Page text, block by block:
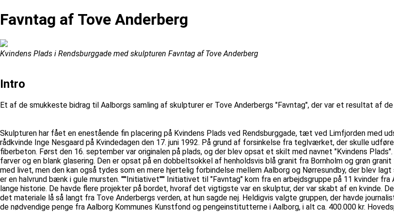
Favntag af Tove Anderberg
Kvindens Plads i Rendsburggade med skulpturen Favntag af Tove Anderberg
Intro
Et af de smukkeste bidrag til Aalborgs samling af skulpturer er Tove Anderbergs "Favntag", der var et resultat af
Skulpturen har fået en enestående fin placering på Kvindens Plads ved Rendsburggade, tæt ved Limfjorden med
rådkvinde Inge Nesgaard på Kvindedagen den 17. juni 1992. På grund af forsinkelse fra teglværket, der skulle
fiberbeton. Først den 16. september var originalen på plads, og der blev opsat et skilt med navnet "Kvindens
farver og en blank glasering. Den er opsat på en dobbeltsokkel af henholdsvis blå granit fra Bornholm og grøn
med livet, men den kan også tydes som en mere hjertelig forbindelse mellem Aalborg og Nørresundby, der blev
er en halvrund bænk i gule mursten. '''''Initiativet''''' Initiativet til "Favntag" kom fra en arbejdsgruppe på 11 kvinder
lange historie. De havde flere projekter på bordet, hvoraf det vigtigste var en skulptur, der var skabt af en kvinde.
det materiale lå så langt fra Tove Anderbergs verden, at hun sagde nej. Heldigvis valgte gruppen, der havde
de nødvendige penge fra Aalborg Kommunes Kunstfond og pengeinstitutterne i Aalborg, i alt ca. 400.000 kr.